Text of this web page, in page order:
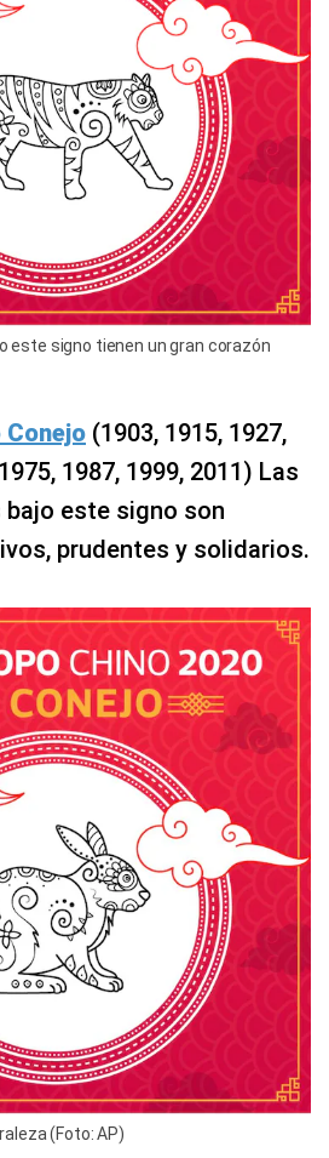
este signo tienen un gran corazón
Conejo (1903, 1915, 1927,
1987, 1999, 2011) Las
este signo son
prudentes y solidarios.
(Foto: AP)